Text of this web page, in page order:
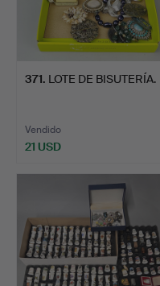
371. LOTE DE BISUTERÍA.
Vendido
21 USD